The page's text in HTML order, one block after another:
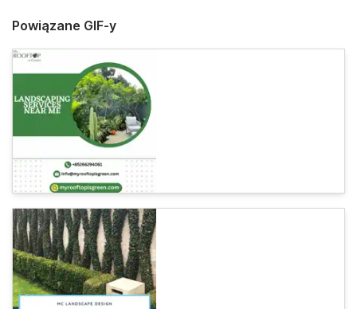
Powiązane GIF-y